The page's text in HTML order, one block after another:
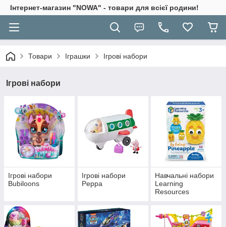
Інтернет-магазин "NOWA" - товари для всієї родини!
Товари Іграшки Ігрові набори
Ігрові набори
Ігрові набори
Bubiloons
Ігрові набори
Peppa
Навчальні набори
Learning
Resources